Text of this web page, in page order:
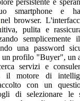
smartphone e
nel browser.
pulita e
una password
un profilo "Buyer", un
servizi e
il motore di
con un
di selezionare le